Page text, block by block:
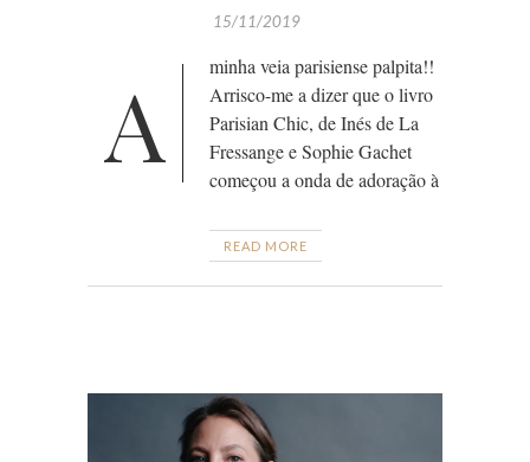
15/11/2019
A
minha veia parisiense palpita!!
Arrisco-me a dizer que o livro
Parisian Chic, de Inés de La
Fressange e Sophie Gachet
começou a onda de adoração à
READ MORE